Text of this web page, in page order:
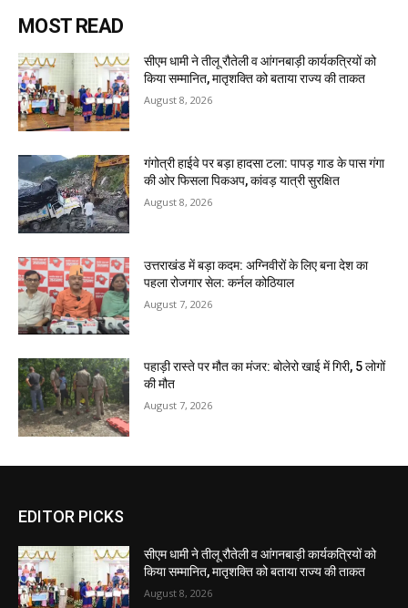
MOST READ
सीएम धामी ने तीलू रौतेली व आंगनबाड़ी कार्यकत्रियों को
किया सम्मानित, मातृशक्ति को बताया राज्य की ताकत
August 8, 2026
गंगोत्री हाईवे पर बड़ा हादसा टला: पापड़ गाड के पास गंगा
की ओर फिसला पिकअप, कांवड़ यात्री सुरक्षित
August 8, 2026
उत्तराखंड में बड़ा कदम: अग्निवीरों के लिए बना देश का
पहला रोजगार सेल: कर्नल कोठियाल
August 7, 2026
पहाड़ी रास्ते पर मौत का मंजर: बोलेरो खाई में गिरी, 5 लोगों
की मौत
August 7, 2026
EDITOR PICKS
सीएम धामी ने तीलू रौतेली व आंगनबाड़ी कार्यकत्रियों को
किया सम्मानित, मातृशक्ति को बताया राज्य की ताकत
August 8, 2026